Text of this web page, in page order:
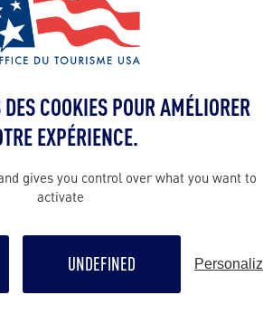
CAPE COD NATIONAL
Dans les années 1920,
COOKIES POUR AMÉLIORER
EXPÉRIENCE.
gives you control over what you want to
activate
UNDEFINED